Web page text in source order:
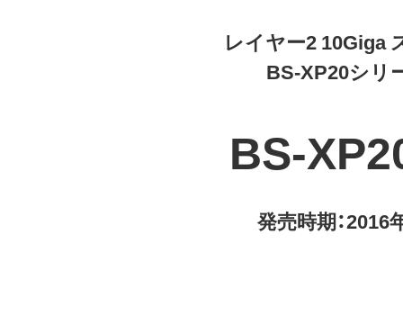
レイヤー2 10Giga
BS-XP20シリ
BS-
発売時期：2016